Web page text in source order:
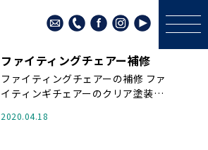
ファイティングチェアー補修
ファイティングチェアーの補修 ファ
イティンギチェアーのクリア塗装は
固めて ...
2020.04.18